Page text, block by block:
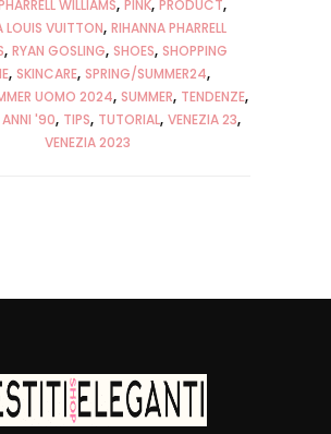
WILLIAMS PINK PRODUCT
LOUIS VUITTON RIHANNA PHARRELL
RYAN GOSLING SHOES SHOPPING
SKINCARE SPRING/SUMMER24
UOMO 2024 SUMMER TENDENZE
ANNI '90 TIPS TUTORIAL VENEZIA 23
VENEZIA 2023